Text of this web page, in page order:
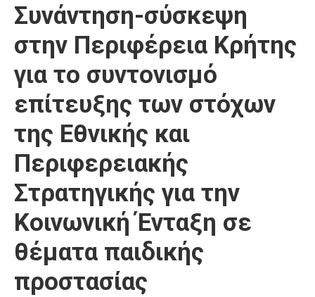
Συνάντηση-σύσκεψη
στην Περιφέρεια Κρήτης
για το συντονισμό
επίτευξης των στόχων
της Εθνικής και
Περιφερειακής
Στρατηγικής για την
Κοινωνική Ένταξη σε
θέματα παιδικής
προστασίας